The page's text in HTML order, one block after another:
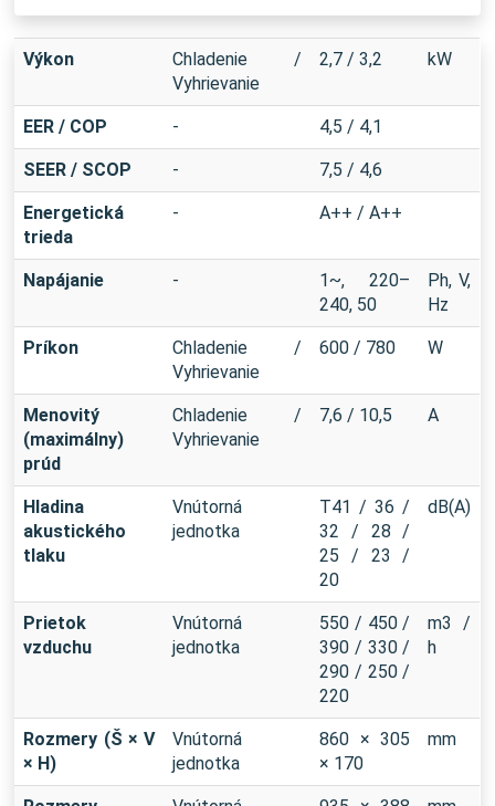
Výkon
Chladenie /
Vyhrievanie
2,7 / 3,2 kW
EER / COP - 4,5 / 4,1
SEER / SCOP - 7,5 / 4,6
Energetická
trieda
- A++ / A++
Napájanie -
1~, 220–
240, 50
Ph, V,
Hz
Príkon
Chladenie /
Vyhrievanie
600 / 780 W
Menovitý
(maximálny)
prúd
Chladenie /
Vyhrievanie
7,6 / 10,5 A
Hladina
akustického
tlaku
Vnútorná
jednotka
T41 / 36 /
32 / 28 /
25 / 23 /
20
dB(A)
Prietok
vzduchu
Vnútorná
jednotka
550 / 450 /
390 / 330 /
290 / 250 /
220
m3 /
h
Rozmery (Š × V
× H)
Vnútorná
jednotka
860 × 305
× 170
mm